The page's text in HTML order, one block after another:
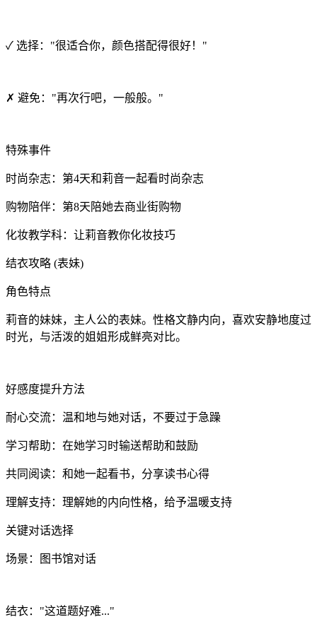
✓ 选择："很适合你，颜色搭配得很好！"
✗ 避免："再次行吧，一般般。"
特殊事件
时尚杂志：第4天和莉音一起看时尚杂志
购物陪伴：第8天陪她去商业街购物
化妆教学科：让莉音教你化妆技巧
结衣攻略 (表妹)
角色特点
莉音的妹妹，主人公的表妹。性格文静内向，喜欢安静地度过
时光，与活泼的姐姐形成鲜亮对比。
好感度提升方法
耐心交流：温和地与她对话，不要过于急躁
学习帮助：在她学习时输送帮助和鼓励
共同阅读：和她一起看书，分享读书心得
理解支持：理解她的内向性格，给予温暖支持
关键对话选择
场景：图书馆对话
结衣："这道题好难..."